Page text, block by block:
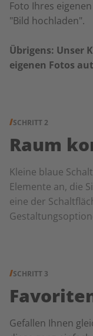
Foto Ihres
"Bild hochladen".
Übrigens: Unser
eigenen Fotos
SCHRITT 2
Raum
Kleine blaue
Elemente an, die
eine der
SCHRITT 3
Gefallen Ihnen